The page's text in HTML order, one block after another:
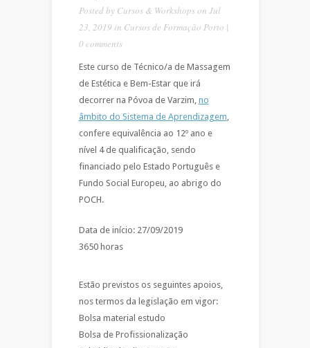
Posted by Cursos & Workshopson Jul
23, 2019 in Cursos de Formação Porto |
0 comments
Este curso de Técnico/a de Massagem
de Estética e Bem-Estar que irá
decorrer na Póvoa de Varzim, no
âmbito do Sistema de Aprendizagem,
confere equivalência ao 12º ano e
nível 4 de qualificação, sendo
financiado pelo Estado Português e
Fundo Social Europeu, ao abrigo do
POCH.
Data de início: 27/09/2019
3650 horas
Estão previstos os seguintes apoios,
nos termos da legislação em vigor:
Bolsa material estudo
Bolsa de Profissionalização